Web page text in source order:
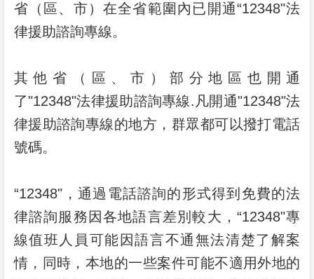
省（區、市）在全省範圍內已開通“12348"法
律援助諮詢專線。
其他省（區、市）部分地區也開通
了"12348"法律援助諮詢專線.凡開通"12348"法
律援助諮詢專線的地方，群眾都可以撥打電話
號碼。
“12348"，通過電話諮詢的形式得到免費的法
律諮詢服務因各地語言差別較大，“12348"專
線值班人員可能因語言不通無法清楚了解案
情，同時，本地的一些案件可能不適用外地的